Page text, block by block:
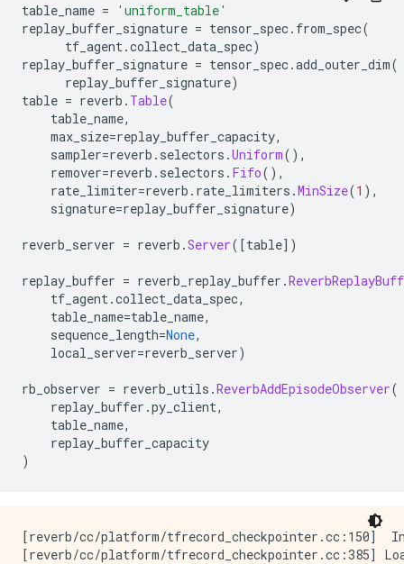
table_name =
'uniform_table'
replay_buffer_signature = tensor_spec. from_spec(
tf_agent .collect_data_spec)
replay_buffer_signature = tensor_spec.add_outer_dim(
replay_buffer_signature)
table = reverb . Table(
table_name,
max_size=replay_buffer_capacity,
sampler=reverb . selectors .Uniform(),
remover=reverb . selectors . Fifo(),
rate_limiter=reverb . rate_limiters .MinSize(1 ),
signature=replay_buffer_signature)
reverb_server = reverb .Server([table])
replay_buffer = reverb_replay_buffer .
tf_agent .collect_data_spec,
table_name=table_name,
sequence_length=None,
local_server=reverb_server)
rb_observer = reverb_utils .ReverbAddEpisodeObserver(
replay_buffer .py_client,
table_name,
replay_buffer_capacity
)
[reverb/cc/platform/tfrecord_checkpointer.cc:150]
[reverb/cc/platform/tfrecord_checkpointer.cc:385]